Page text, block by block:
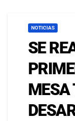
NOTICIAS
SE
MESA